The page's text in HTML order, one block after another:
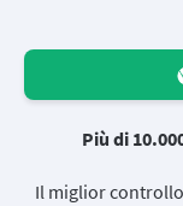
Più di
Il miglior